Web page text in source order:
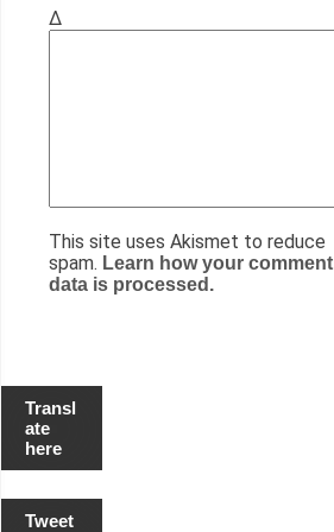
Δ
This site uses Akismet to reduce
spam. Learn how your comment
data is processed.
Transl
ate
here
Tweet